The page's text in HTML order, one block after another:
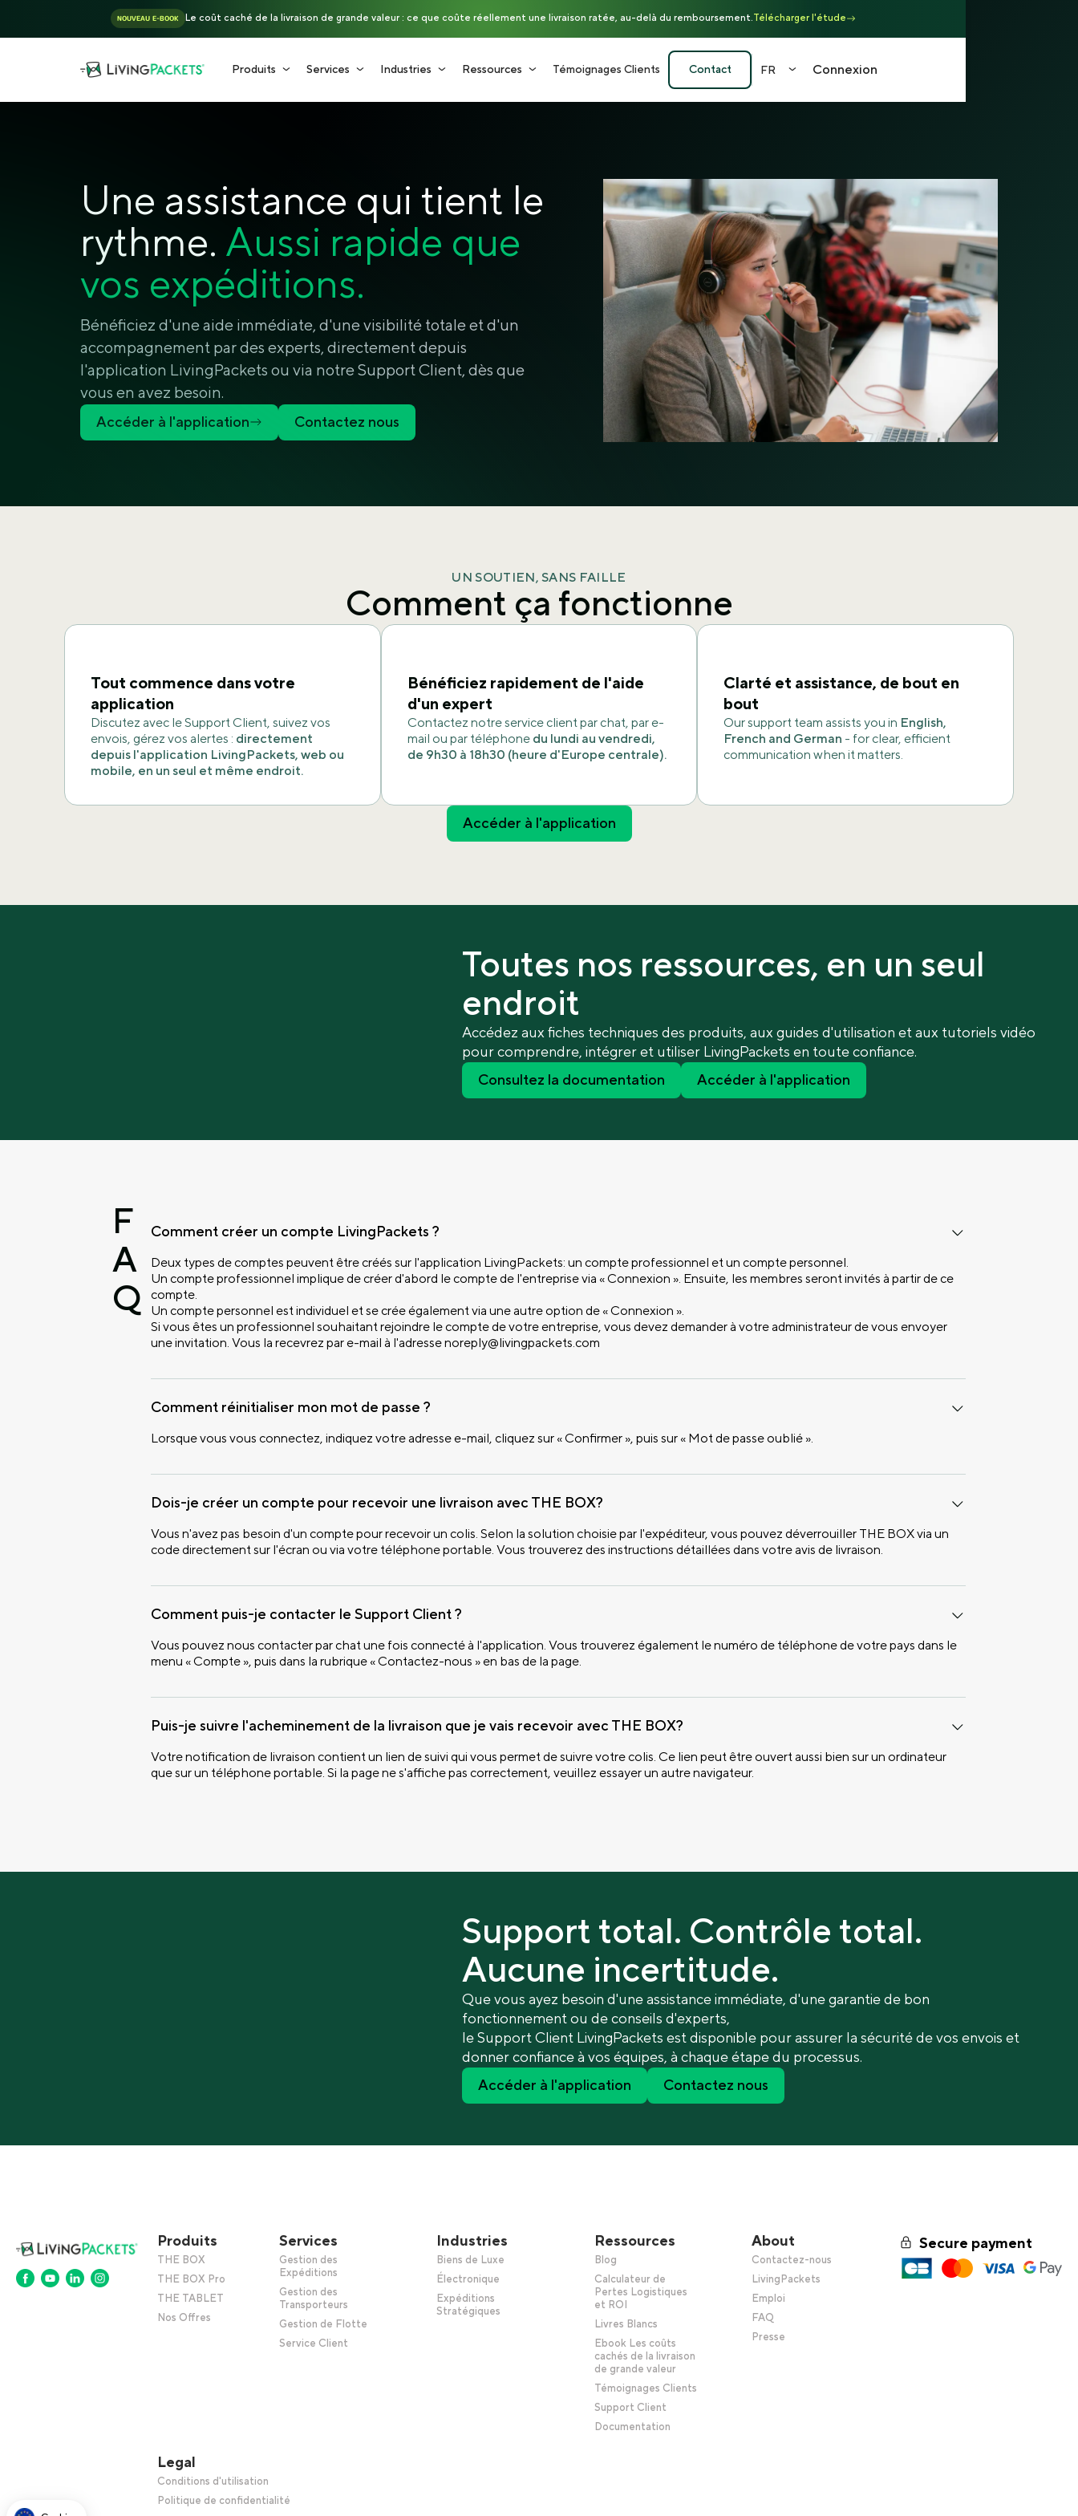
NOUVEAU E-BOOK Le coût caché de la livraison de grande valeur : ce que coûte réellement une livraison ratée, au-delà du remboursement.Télécharger l'étude
Produits Services Industries Ressources Témoignages Clients Contact FR
（繁）
Connexion
Une assistance qui tient le
rythme. Aussi rapide que
vos expéditions.
Bénéficiez d'une aide immédiate, d'une visibilité totale et d'un
accompagnement par des experts, directement depuis
l'application LivingPackets ou via notre Support Client, dès que
vous en avez besoin.
Accéder à l'application Contactez nous
UN SOUTIEN, SANS FAILLE
Comment ça fonctionne
Tout commence dans votre
application
Discutez avec le Support Client, suivez vos
envois, gérez vos alertes : directement
depuis l'application LivingPackets, web ou
mobile, en un seul et même endroit.
Bénéficiez rapidement de l'aide
d'un expert
Contactez notre service client par chat, par e-
mail ou par téléphone du lundi au vendredi,
de 9h30 à 18h30 (heure d'Europe centrale).
Clarté et assistance, de bout en
bout
Our support team assists you in English,
French and German - for clear, efficient
communication when it matters.
Accéder à l'application
Toutes nos ressources, en un seul
endroit
Accédez aux fiches techniques des produits, aux guides d'utilisation et aux tutoriels vidéo
pour comprendre, intégrer et utiliser LivingPackets en toute confiance.
Consultez la documentation
Accéder à l'application
F
A
Q
Comment créer un compte LivingPackets ?
Deux types de comptes peuvent être créés sur l'application LivingPackets: un compte professionnel et un compte personnel.
Un compte professionnel implique de créer d'abord le compte de l'entreprise via « Connexion ». Ensuite, les membres seront invités à partir de ce
compte.
Un compte personnel est individuel et se crée également via une autre option de « Connexion ».
Si vous êtes un professionnel souhaitant rejoindre le compte de votre entreprise, vous devez demander à votre administrateur de vous envoyer
une invitation. Vous la recevrez par e-mail à l'adresse noreply@livingpackets.com
Comment réinitialiser mon mot de passe ?
Lorsque vous vous connectez, indiquez votre adresse e-mail, cliquez sur « Confirmer », puis sur « Mot de passe oublié ».
Dois-je créer un compte pour recevoir une livraison avec THE BOX?
Vous n'avez pas besoin d'un compte pour recevoir un colis. Selon la solution choisie par l'expéditeur, vous pouvez déverrouiller THE BOX via un
code directement sur l'écran ou via votre téléphone portable. Vous trouverez des instructions détaillées dans votre avis de livraison.
Comment puis-je contacter le Support Client ?
Vous pouvez nous contacter par chat une fois connecté à l'application. Vous trouverez également le numéro de téléphone de votre pays dans le
menu « Compte », puis dans la rubrique « Contactez-nous » en bas de la page.
Puis-je suivre l'acheminement de la livraison que je vais recevoir avec THE BOX?
Votre notification de livraison contient un lien de suivi qui vous permet de suivre votre colis. Ce lien peut être ouvert aussi bien sur un ordinateur
que sur un téléphone portable. Si la page ne s'affiche pas correctement, veuillez essayer un autre navigateur.
Support total. Contrôle total.
Aucune incertitude.
Que vous ayez besoin d'une assistance immédiate, d'une garantie de bon
fonctionnement ou de conseils d'experts,
le Support Client LivingPackets est disponible pour assurer la sécurité de vos envois et
donner confiance à vos équipes, à chaque étape du processus.
Accéder à l'application
Contactez nous
Produits
THE BOX
THE BOX Pro
THE TABLET
Nos Offres
Services
Gestion des
Expéditions
Gestion des
Transporteurs
Gestion de Flotte
Service Client
Industries
Biens de Luxe
Électronique
Expéditions
Stratégiques
Ressources
Blog
Calculateur de
Pertes Logistiques
et ROI
Livres Blancs
Ebook Les coûts
cachés de la livraison
de grande valeur
Témoignages Clients
Support Client
Documentation
About
Contactez-nous
LivingPackets
Emploi
FAQ
Presse
Legal
Conditions d'utilisation
Politique de confidentialité
Secure payment